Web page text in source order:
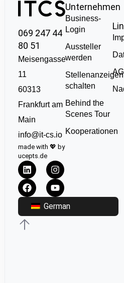
069 247 44
80 51
Meisengasse
11
60313
Frankfurt am
Main
info@it-cs.io
made with 💖 by
ucepts.de
German
Unternehmen
Business-
Login
Aussteller
werden
Stellenanzeigen
schalten
Behind the
Scenes Tour
Kooperationen